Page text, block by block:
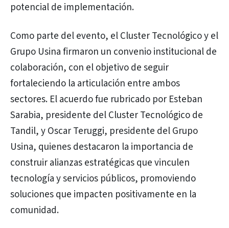
potencial de implementación.
Como parte del evento, el Cluster Tecnológico y el
Grupo Usina firmaron un convenio institucional de
colaboración, con el objetivo de seguir
fortaleciendo la articulación entre ambos
sectores. El acuerdo fue rubricado por Esteban
Sarabia, presidente del Cluster Tecnológico de
Tandil, y Oscar Teruggi, presidente del Grupo
Usina, quienes destacaron la importancia de
construir alianzas estratégicas que vinculen
tecnología y servicios públicos, promoviendo
soluciones que impacten positivamente en la
comunidad.